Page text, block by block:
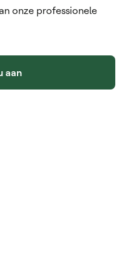
onze professionele
aan